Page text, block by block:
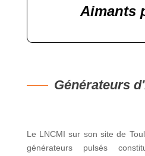
Aimants
Générateurs
Le LNCMI sur son site de
générateurs pulsés